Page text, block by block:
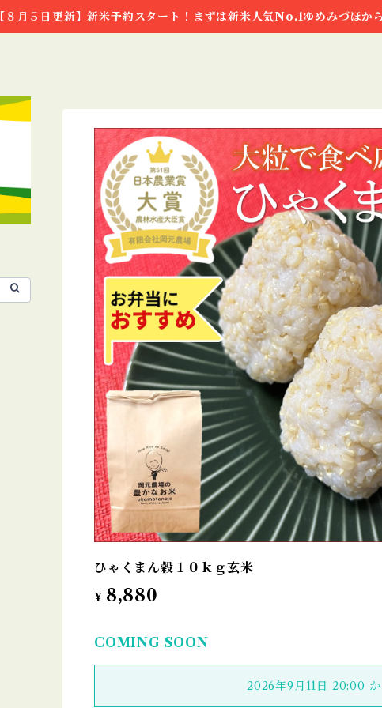
【８月５日更新】新米予約スタート！まずは新米人気No.1ゆめみづほ
ひゃくまん穀１０ｋｇ玄米
¥ 8,880
COMING SOON
2026年9月11日 20:00